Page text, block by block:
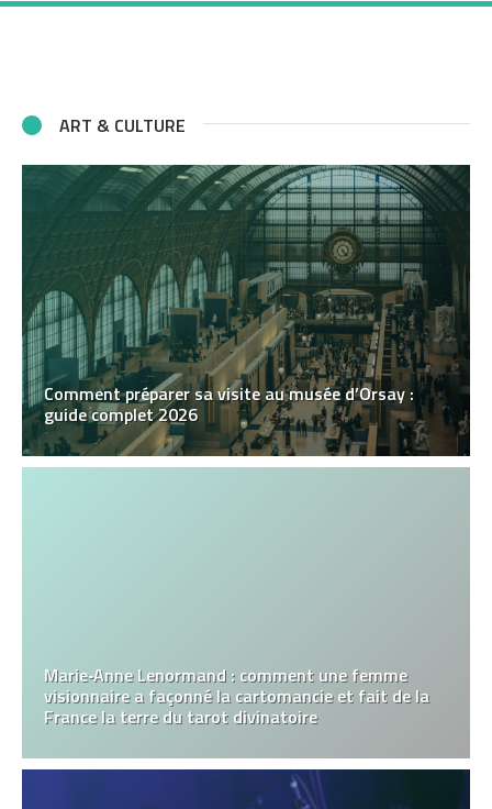
ART & CULTURE
Comment préparer sa visite au musée d’Orsay :
guide complet 2026
Marie‑Anne Lenormand : comment une femme
visionnaire a façonné la cartomancie et fait de la
France la terre du tarot divinatoire